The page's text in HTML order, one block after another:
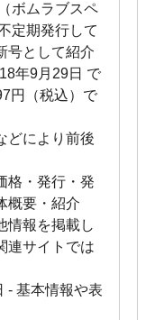
ボムラブスペ
定期発行して
号として紹介
年9月29日 で
円（税込）で
どにより前後
格・発行・発
概要・紹介
情報を掲載し
連サイトでは
- 基本情報や表